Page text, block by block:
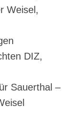
Weisel,
DIZ,
Sauerthal –